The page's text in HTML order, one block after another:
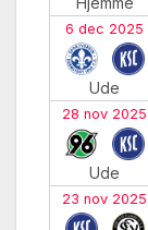
6 dec 2025
Ude
28 nov 2025
Ude
23 nov 2025